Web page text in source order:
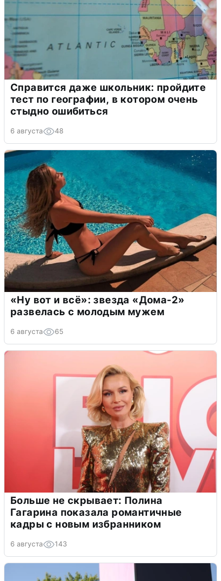
Справится даже школьник: пройдите
тест по географии, в котором очень
стыдно ошибиться
6 августа 48
«Ну вот и всё»: звезда «Дома-2»
развелась с молодым мужем
6 августа 65
Больше не скрывает: Полина
Гагарина показала романтичные
кадры с новым избранником
6 августа 143